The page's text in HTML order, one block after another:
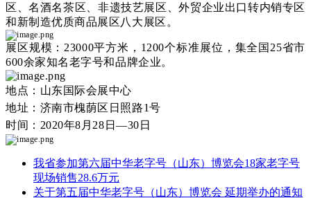
区、名酒名茶区、非遗技艺展区、外贸企业出口转内销专区
和新制造优质商品展区八大展区。
展区规模：23000平方米，1200个标准展位，集全国25省市
600余家知名老字号和品牌企业。
地点：山东国际会展中心
地址：济南市槐荫区日照路1号
时间：2020年8月28日—30日
我省参加第六届中华老字号（山东）博览会18家老字号
现场销售28.6万元
关于第五届中华老字号（山东）博览会 延期举办的通知